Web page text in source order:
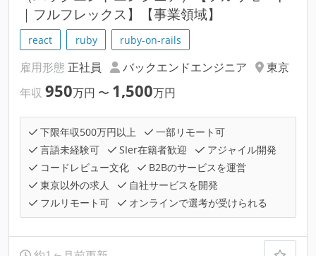
｜フルフレックス】【事業領域】
react ruby ruby-on-rails
雇用形態 正社員 バックエンドエンジニア
東京
年収 950万円 〜 1,500万円
下限年収500万円以上
一部リモート可
言語未経験可
SIer在籍者歓迎
アジャイル開発
コードレビュー文化
B2Bのサービスを運営
東京以外の求人
自社サービスを開発
フルリモート可
オンラインで選考が受けられる